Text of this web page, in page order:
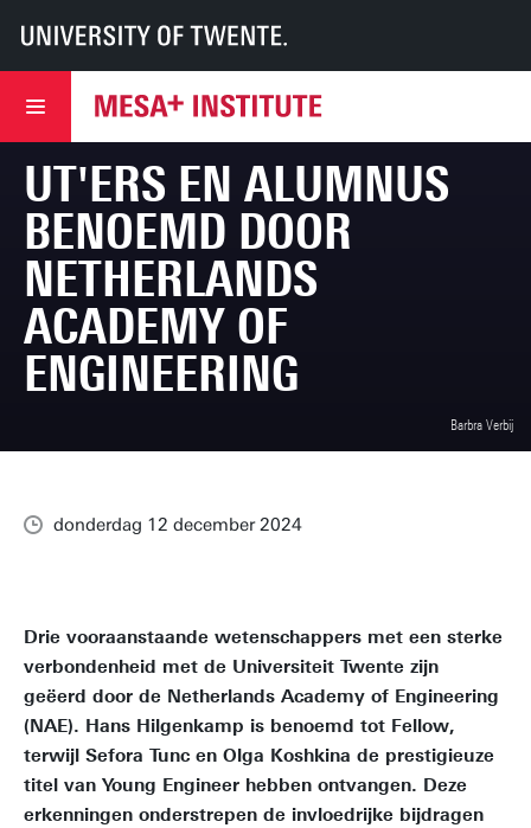
UT MESA+ MESA+
Nieuws
UT'ers en alumnus benoemd door Netherlands Academy of Engineering
Barbra Verbij
UT'ERS EN ALUMNUS
BENOEMD DOOR
NETHERLANDS
ACADEMY OF
ENGINEERING
donderdag 12 december 2024
Drie vooraanstaande wetenschappers met een sterke
verbondenheid met de Universiteit Twente zijn
geëerd door de Netherlands Academy of Engineering
(NAE). Hans Hilgenkamp is benoemd tot Fellow,
terwijl Sefora Tunc en Olga Koshkina de prestigieuze
titel van Young Engineer hebben ontvangen. Deze
erkenningen onderstrepen de invloedrijke bijdragen